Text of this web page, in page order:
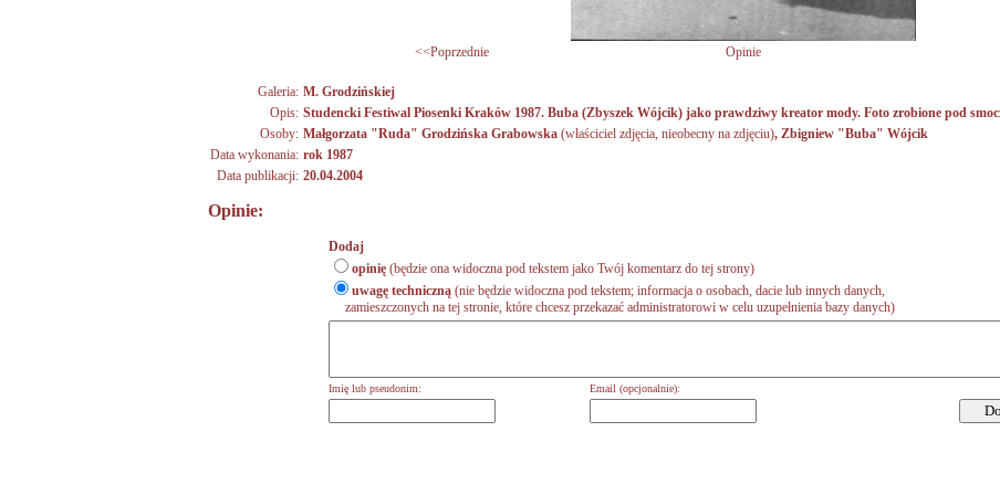
<<Poprzednie Opinie
Galeria: M. Grodzińskiej
Opis: Studencki Festiwal Piosenki Kraków 1987. Buba (Zbyszek Wójcik) jako prawdziwy kreator mody. Foto zrobione pod
Osoby: Małgorzata "Ruda" Grodzińska Grabowska (właściciel zdjęcia, nieobecny na zdjęciu), Zbigniew "Buba" Wójcik
Data wykonania: rok 1987
Data publikacji: 20.04.2004
Opinie:
Dodaj
opinię (będzie ona widoczna pod tekstem jako Twój komentarz do tej strony)
uwagę techniczną (nie będzie widoczna pod tekstem; informacja o osobach, dacie lub innych danych,
zamieszczonych na tej stronie, które chcesz przekazać administratorowi w celu uzupełnienia bazy danych)
Imię lub pseudonim: Email (opcjonalnie):